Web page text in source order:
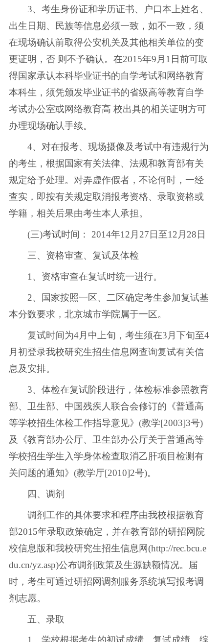
3、考生身份证和学历证书、户口本上姓名、
出生日期、民族等信息必须一致，如不一致，须
在现场确认前取得公安机关及其他相关单位的变
更证明，否 则不予确认。在2015年9月1日前可取
得国家承认本科毕业证书的自学考试和网络教育
本科生，须凭颁发毕业证书的省级高等教育自学
考试办公室或网络教育高 校出具的相关证明方可
办理现场确认手续。
4、对在报考、现场摄像及考试中有违规行为
的考生，根据国家有关法律、法规和教育部有关
规定给予处理。对弄虚作假者，不论何时，一经
查实，即按有关规定取消报考资格、录取资格或
学籍，相关后果由考生本人承担。
(三)考试时间： 2014年12月27日至12月28日
三、资格审查、复试及体检
1、资格审查在复试时统一进行。
2、国家按照一区、二区确定考生参加复试基
本分数要求，北京城市学院属于一区。
复试时间为4月中上旬，考生须在3月下旬至4
月初登录我校研究生招生信息网查询复试有关信
息及安排。
3、体检在复试阶段进行，体检标准参照教育
部、卫生部、中国残疾人联合会修订的《普通高
等学校招生体检工作指导意见》(教学[2003]3号)
及《教育部办公厅、卫生部办公厅关于普通高等
学校招生学生入学身体检查取消乙肝项目检测有
关问题的通知》(教学厅[2010]2号)。
四、调剂
调剂工作的具体要求和程序由我校根据教育
部2015年录取政策确定，并在教育部的研招网院
校信息版和我校研究生招生信息网(http://rec.bcu.e
du.cn/yz.asp)公布调剂政策及生源缺额情况。届
时，考生可通过研招网调剂服务系统填写报考调
剂志愿。
五、录取